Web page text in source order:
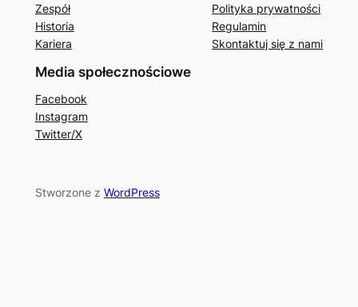
Zespół
Historia
Kariera
Polityka prywatności
Regulamin
Skontaktuj się z nami
Media społecznościowe
Facebook
Instagram
Twitter/X
Stworzone z WordPress